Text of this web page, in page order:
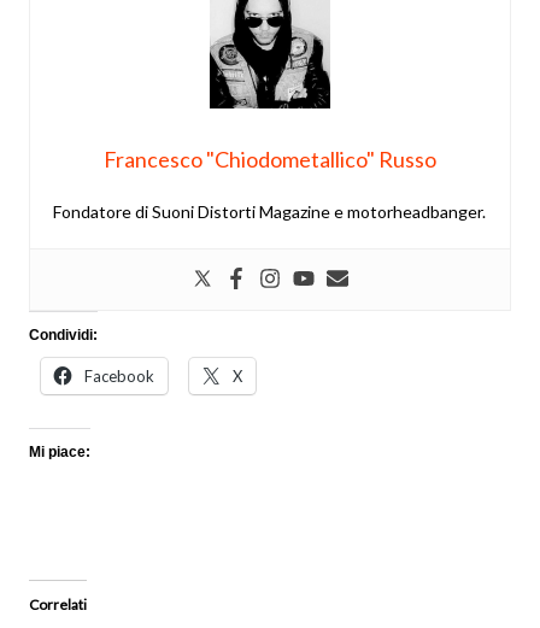
Francesco "Chiodometallico" Russo
Fondatore di Suoni Distorti Magazine e motorheadbanger.
Condividi:
Facebook X
Mi piace:
Correlati